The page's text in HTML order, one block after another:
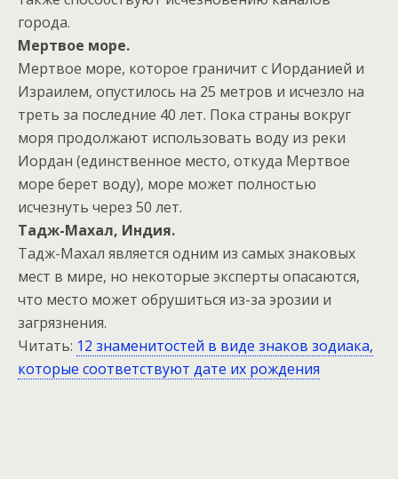
города.
Мертвое море.
Мертвое море, которое граничит с Иорданией и
Израилем, опустилось на 25 метров и исчезло на
треть за последние 40 лет. Пока страны вокруг
моря продолжают использовать воду из реки
Иордан (единственное место, откуда Мертвое
море берет воду), море может полностью
исчезнуть через 50 лет.
Тадж-Махал, Индия.
Тадж-Махал является одним из самых знаковых
мест в мире, но некоторые эксперты опасаются,
что место может обрушиться из-за эрозии и
загрязнения.
Читать: 12 знаменитостей в виде знаков зодиака,
которые соответствуют дате их рождения